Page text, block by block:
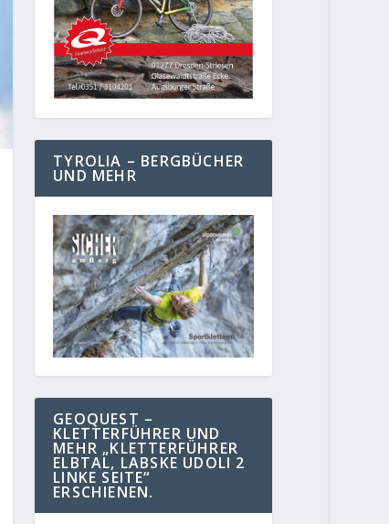
TYROLIA – BERGBÜCHER
UND MEHR
GEOQUEST –
KLETTERFÜHRER UND
MEHR „KLETTERFÜHRER
ELBTAL, LABSKE UDOLI 2
LINKE SEITE“
ERSCHIENEN.